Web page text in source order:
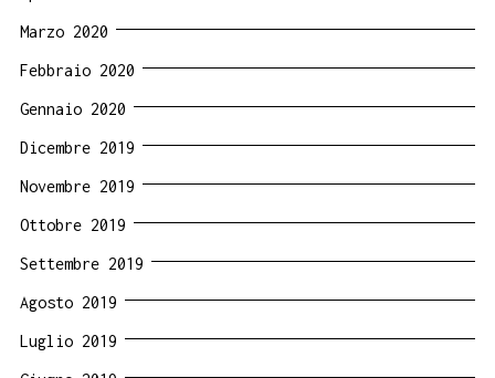
Marzo 2020
Febbraio 2020
Gennaio 2020
Dicembre 2019
Novembre 2019
Ottobre 2019
Settembre 2019
Agosto 2019
Luglio 2019